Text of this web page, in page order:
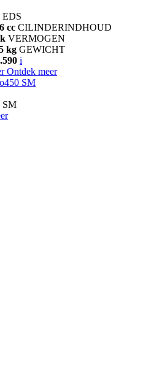
EDS
cc CILINDERINDHOUD
VERMOGEN
kg GEWICHT
i
Ontdek meer
SM
SM